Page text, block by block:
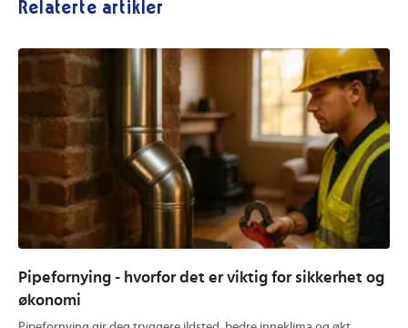
Relaterte artikler
Pipefornying - hvorfor det er viktig for sikkerhet og
økonomi